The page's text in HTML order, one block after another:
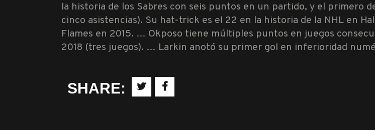
la historia de los Sabres con seis puntos en un partido, y el primero
cinco asistencias). Su hat-trick es el 22 en la historia de la NHL en
Flames en 2015. … Okposo tiene múltiples puntos en juegos
2018 (tres juegos). … Larkin anotó su primer gol en inferioridad
SHARE: